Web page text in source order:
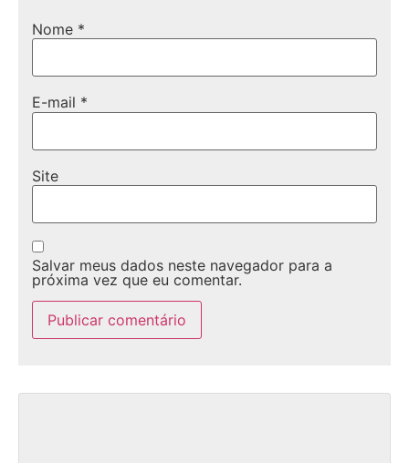
Nome *
E-mail *
Site
Salvar meus dados neste navegador para a
próxima vez que eu comentar.